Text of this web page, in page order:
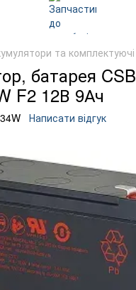
та комплектуючі
батарея CSB
F2 12В 9Ач
Написати відгук